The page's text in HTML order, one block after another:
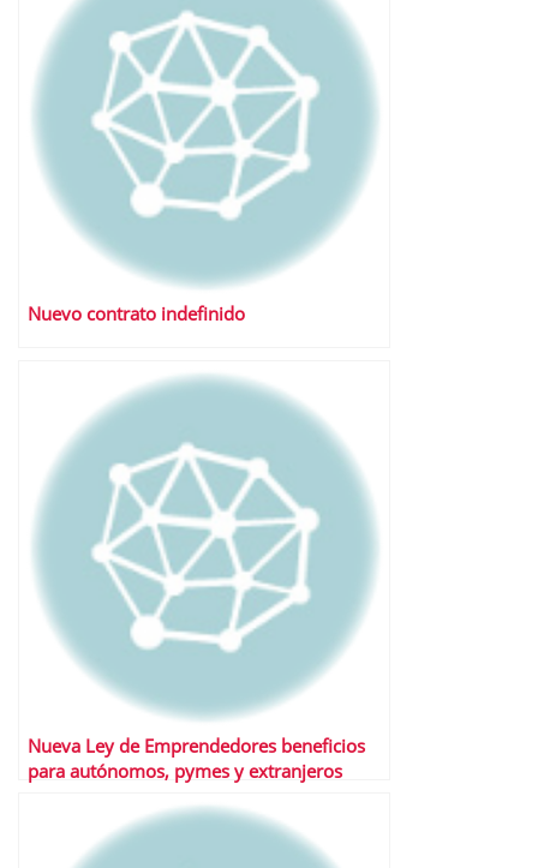
Nuevo contrato indefinido
Nueva Ley de Emprendedores beneficios
para autónomos, pymes y extranjeros